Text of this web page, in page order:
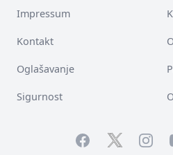
Impressum
Kontakt
Oglašavanje
Sigurnost
FacebookTwitter